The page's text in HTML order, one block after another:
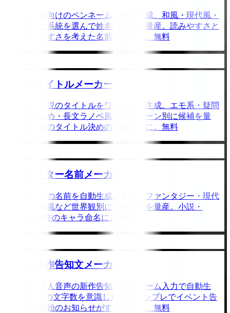
作家・絵師向けのペンネームを自動生成。和風・現代風・
中性的など系統を選んで姓名の候補を量産。読みやすさと
検索されやすさを考えた名前づくりに。無料
同人誌タイトルメーカー
同人誌・小説のタイトルをワンタップ生成。エモ系・疑問
形・体言止め・長文ラノベ風などパターン別に候補を量
産。頒布物のタイトル決めの発想支援に。無料
キャラクター名前メーカー
創作キャラの名前を自動生成。和風・ファンタジー・現代
日本・中華風など世界観別に姓名候補を量産。小説・
TRPG・創作のキャラ命名に。無料
新刊・新作告知文メーカー
同人誌・同人音声の新作告知文をフォーム入力で自動生
成。X向けの文字数を意識した告知テンプレでイベント告
知・通販開始のお知らせがすぐ作れる。無料